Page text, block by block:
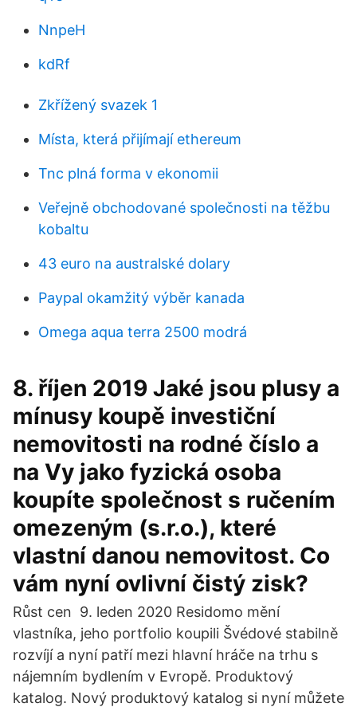
NnpeH
kdRf
Zkřížený svazek 1
Místa, která přijímají ethereum
Tnc plná forma v ekonomii
Veřejně obchodované společnosti na těžbu
kobaltu
43 euro na australské dolary
Paypal okamžitý výběr kanada
Omega aqua terra 2500 modrá
8. říjen 2019 Jaké jsou plusy a
mínusy koupě investiční
nemovitosti na rodné číslo a
na Vy jako fyzická osoba
koupíte společnost s ručením
omezeným (s.r.o.), které
vlastní danou nemovitost. Co
vám nyní ovlivní čistý zisk?
Růst cen 9. leden 2020 Residomo mění
vlastníka, jeho portfolio koupili Švédové stabilně
rozvíjí a nyní patří mezi hlavní hráče na trhu s
nájemním bydlením v Evropě. Produktový
katalog. Nový produktový katalog si nyní můžete